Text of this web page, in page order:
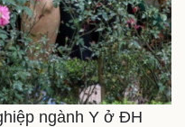
ngành Y ở ĐH